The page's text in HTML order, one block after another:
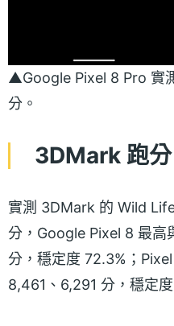
▲Google Pixel 8 Pro 實
分。
3DMark 跑分
實測 3DMark 的 Wild
分，Google Pixel 8 最高
分，穩定度 72.3%；
8,461、6,291 分，穩定